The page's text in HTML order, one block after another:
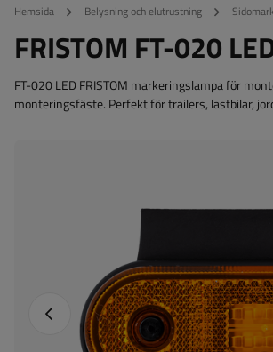
Hemsida Belysning och elutrustning
FRISTOM FT-020
FT-020 LED FRISTOM markeringslampa för
monteringsfäste. Perfekt för trailers, lastbilar,
Föregående foto